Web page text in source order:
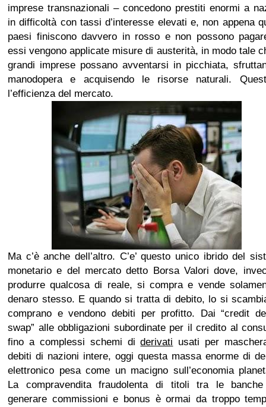
imprese transnazionali – concedono prestiti enormi a
in difficoltà con tassi d’interesse elevati e, non appena
paesi finiscono davvero in rosso e non possono
essi vengono applicate misure di austerità, in modo tale
grandi imprese possano avventarsi in picchiata,
manodopera e acquisendo le risorse naturali.
l’efficienza del mercato.
Ma c’è anche dell’altro. C’e’ questo unico ibrido del
monetario e del mercato detto Borsa Valori dove,
produrre qualcosa di reale, si compra e vende
denaro stesso. E quando si tratta di debito, lo si
comprano e vendono debiti per profitto. Dai “credit
swap” alle obbligazioni subordinate per il credito al
fino a complessi schemi diderivati usati per
debiti di nazioni intere, oggi questa massa enorme di
elettronico pesa come un macigno sull’economia
La compravendita fraudolenta di titoli tra le
generare commissioni e bonus è ormai da troppo